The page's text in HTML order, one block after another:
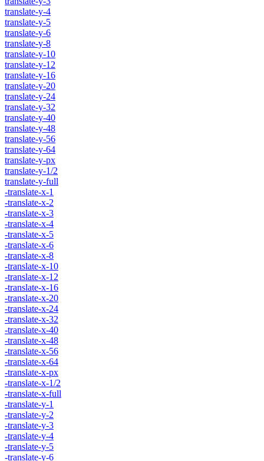
translate-y-4
translate-y-5
translate-y-6
translate-y-8
translate-y-10
translate-y-12
translate-y-16
translate-y-20
translate-y-24
translate-y-32
translate-y-40
translate-y-48
translate-y-56
translate-y-64
translate-y-px
translate-y-1/2
translate-y-full
-translate-x-1
-translate-x-2
-translate-x-3
-translate-x-4
-translate-x-5
-translate-x-6
-translate-x-8
-translate-x-10
-translate-x-12
-translate-x-16
-translate-x-20
-translate-x-24
-translate-x-32
-translate-x-40
-translate-x-48
-translate-x-56
-translate-x-64
-translate-x-px
-translate-x-1/2
-translate-x-full
-translate-y-1
-translate-y-2
-translate-y-3
-translate-y-4
-translate-y-5
-translate-y-6